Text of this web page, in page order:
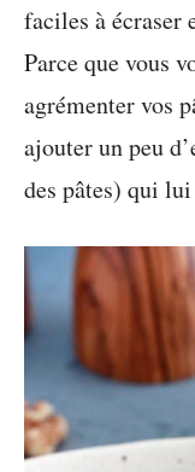
faciles à écraser
Parce que vous
agrémenter vos
ajouter un peu
des pâtes) qui